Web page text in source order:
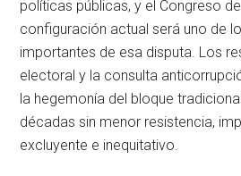
políticas públicas, y el Congreso
configuración actual será uno de
importantes de esa disputa. Los
electoral y la consulta
la hegemonía del bloque
décadas sin menor resistencia,
excluyente e inequitativo.